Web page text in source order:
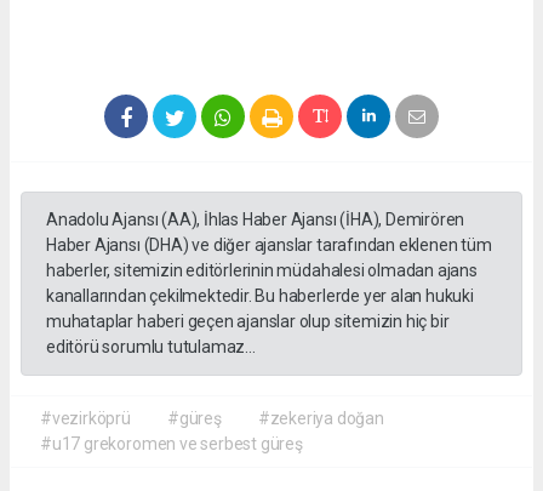
Anadolu Ajansı (AA), İhlas Haber Ajansı (İHA), Demirören
Haber Ajansı (DHA) ve diğer ajanslar tarafından eklenen tüm
haberler, sitemizin editörlerinin müdahalesi olmadan ajans
kanallarından çekilmektedir. Bu haberlerde yer alan hukuki
muhataplar haberi geçen ajanslar olup sitemizin hiç bir
editörü sorumlu tutulamaz...
#vezirköprü #güreş
#zekeriya doğan
#u17 grekoromen ve serbest güreş